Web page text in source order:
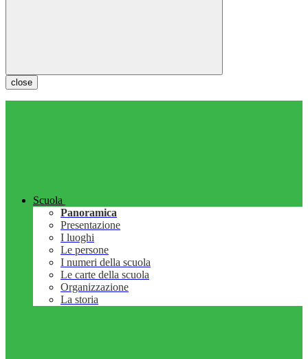
close
Scuola
Panoramica
Presentazione
I luoghi
Le persone
I numeri della scuola
Le carte della scuola
Organizzazione
La storia